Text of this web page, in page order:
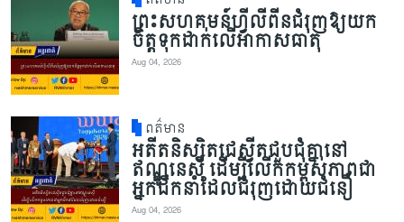
ព្រះសហគមន៍ហ្វីលីពីនជំរុញឱ្យយក
ចិត្តទុកដាក់លើអាកាសធាតុ
Aug 04, 2026
ពត៌មាន
អតីតនិស្សិតជេស្វីតជួបជុំគ្នានៅ
ឥណ្ឌូនេស៊ី ដើម្បីលើកកម្ពស់ភាពជា
អ្នកដឹកនាំដែលជំរុញដោយជំនឿ
Aug 04, 2026